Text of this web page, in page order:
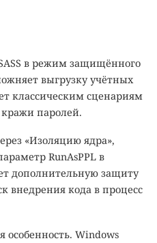
в режим защищённого
выгрузку учётных
классическим сценариям
паролей.
«Изоляцию ядра»,
RunAsPPL в
дополнительную защиту
внедрения кода в процесс
особенность. Windows